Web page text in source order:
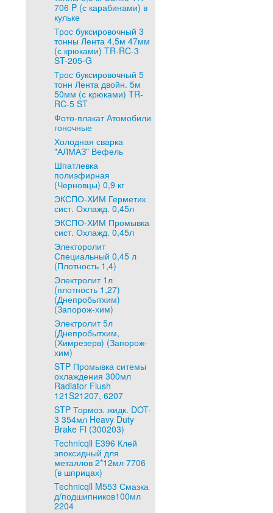
706 P (с карабинами) в
кульке
Трос буксировочный 3
тонны Лента 4,5м 47мм
(с крюками) TR-RC-3
ST-205-G
Трос буксировочный 5
тонн Лента двойн. 5м
50мм (с крюками) TR-
RC-5 ST
Фото-плакат Атомобили
гоночные
Холодная сварка
"АЛМАЗ" Вефель
Шпатлевка
полиэфирная
(Черновцы) 0,9 кг
ЭКСПО-ХИМ Герметик
сист. Охлажд. 0,45л
ЭКСПО-ХИМ Промывка
сист. Охлажд. 0,45л
Электоролит
Специальный 0,45 л
(Плотность 1,4)
Электролит 1л
(плотность 1,27)
(Днепробытхим)
(Запорож-хим)
Электролит 5л
(Днепробытхим,
(Химрезерв) (Запорож-
хим)
STP Промывка ситемы
охлаждения 300мл
Radiator Flush
121S21207, 6207
STP Тормоз. жидк. DOT-
3 354мл Heavy Duty
Brake Fl (300203)
Technicqll E396 Клей
эпоксидный для
металлов 2*12мл 7706
(в шприцах)
Technicqll M553 Смазка
д/подшипников100мл
2204